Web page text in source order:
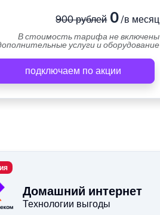
900 рублей0/в месяц
В стоимость тарифа не включены
услуги и оборудование
подключаем по акции
Домашний интернет
Технологии выгоды